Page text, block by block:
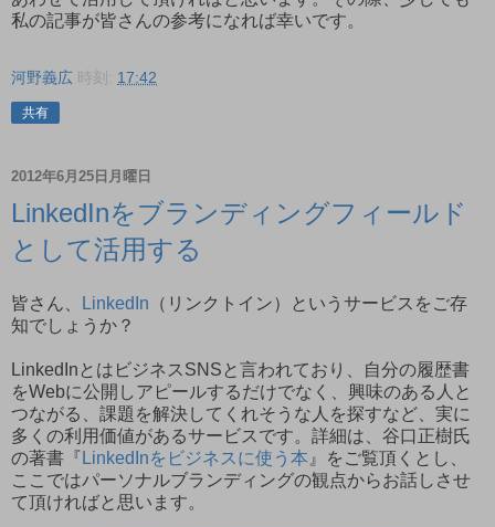
私の記事が皆さんの参考になれば幸いです。
河野義広 時刻: 17:42
共有
2012年6月25日月曜日
LinkedInをブランディングフィールド
として活用する
皆さん、 LinkedIn （リンクトイン）というサービスをご存
知でしょうか？
LinkedInとはビジネスSNSと言われており、自分の履歴書
をWebに公開しアピールするだけでなく、興味のある人と
つながる、課題を解決してくれそうな人を探すなど、実に
多くの利用価値があるサービスです。詳細は、谷口正樹氏
の著書『 LinkedInをビジネスに使う本 』をご覧頂くとし、
ここではパーソナルブランディングの観点からお話しさせ
て頂ければと思います。